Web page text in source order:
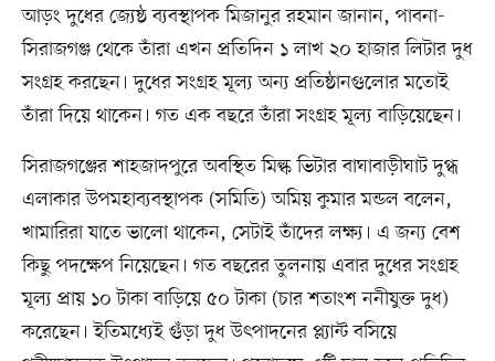
আড়ং দুধের জ্যেষ্ঠ ব্যবস্থাপক মিজানুর রহমান জানান, পাবনা-
সিরাজগঞ্জ থেকে তাঁরা এখন প্রতিদিন ১ লাখ ২০ হাজার লিটার দুধ
সংগ্রহ করছেন। দুধের সংগ্রহ মূল্য অন্য প্রতিষ্ঠানগুলোর মতোই
তাঁরা দিয়ে থাকেন। গত এক বছরে তাঁরা সংগ্রহ মূল্য বাড়িয়েছেন।
সিরাজগঞ্জের শাহজাদপুরে অবস্থিত মিল্ক ভিটার বাঘাবাড়ীঘাট দুগ্ধ
এলাকার উপমহাব্যবস্থাপক (সমিতি) অমিয় কুমার মন্ডল বলেন,
খামারিরা যাতে ভালো থাকেন, সেটাই তাঁদের লক্ষ্য। এ জন্য বেশ
কিছু পদক্ষেপ নিয়েছেন। গত বছরের তুলনায় এবার দুধের সংগ্রহ
মূল্য প্রায় ১০ টাকা বাড়িয়ে ৫০ টাকা (চার শতাংশ ননীযুক্ত দুধ)
করেছেন। ইতিমধ্যেই গুঁড়া দুধ উৎপাদনের প্ল্যান্ট বসিয়ে